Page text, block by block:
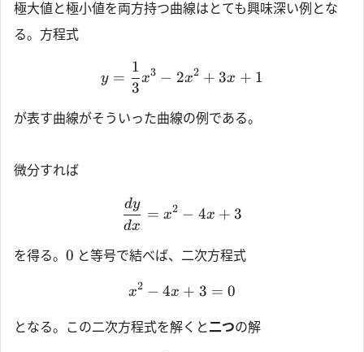
極大値と極小値を両方持つ曲線はとても興味深い例とな
る。方程式
y =
3
1
x3 − 2x2 + 3x + 1
が表す曲線がそういった曲線の例である。
微分すれば
dx
dy
= x2 − 4x + 3
を得る。 0 と等号で結べば、二次方程式
x2 − 4x + 3 = 0
となる。この二次方程式を解くと二つの解